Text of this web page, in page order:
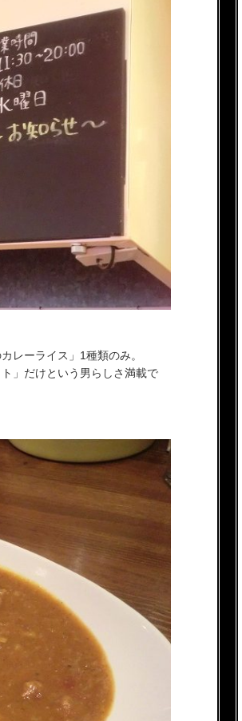
レーライス」1種類のみ。
」だけという男らしさ満載で